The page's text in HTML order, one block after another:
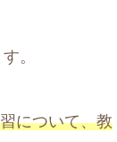
。
について、教